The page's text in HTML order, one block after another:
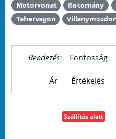
Motorvonat
Rakomány
Tehervagon
Rendezés: Fontosság
Ár Értékelés
Szállítás alatt